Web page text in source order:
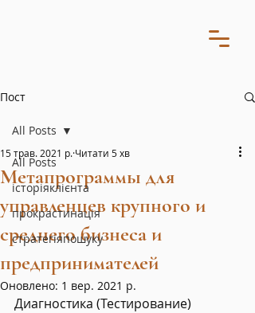
Пост
All Posts
історіяклієнта
прокрастинація
стратегіяпошуку
All Posts
Метапрограммы для
управленцев крупного и
среднего бизнеса и
предпринимателей
15 трав. 2021 р. Читати 5 хв
Оновлено: 1 вер. 2021 р.
Диагностика (Тестирование)